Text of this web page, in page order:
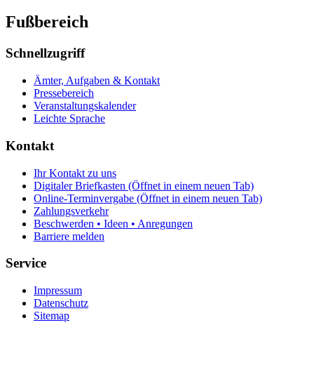
Fußbereich
Schnellzugriff
Ämter, Aufgaben & Kontakt
Pressebereich
Veranstaltungskalender
Leichte Sprache
Kontakt
Ihr Kontakt zu uns
Digitaler Briefkasten (Öffnet in einem neuen Tab)
Online-Terminvergabe (Öffnet in einem neuen Tab)
Zahlungsverkehr
Beschwerden • Ideen • Anregungen
Barriere melden
Service
Impressum
Datenschutz
Sitemap